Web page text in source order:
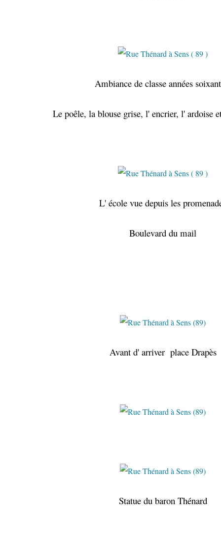
Ambiance de classe années
Le poêle, la blouse grise, l' encrier, l' ardoise
L' école vue depuis les
Boulevard du mail
Avant d' arriver place Drapès
Statue du baron Thénard